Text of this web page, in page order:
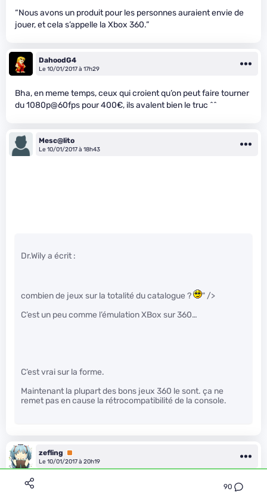
90
“Nous avons un produit pour les personnes auraient envie de
jouer, et cela s’appelle la Xbox 360.”
DahoodG4
Le 10/01/2017 à 17h29
Bha, en meme temps, ceux qui croient qu’on peut faire tourner
du 1080p@60fps pour 400€, ils avalent bien le truc ^^
Mesc@lito
Le 10/01/2017 à 18h43
Dr.Wily a écrit :
combien de jeux sur la totalité du catalogue ?
" />
C’est un peu comme l’émulation XBox sur 360…
C’est vrai sur la forme.
Maintenant la plupart des bons jeux 360 le sont. ça ne
remet pas en cause la rétrocompatibilité de la console.
zefling
Premium
Le 10/01/2017 à 20h19
Réflexion stupide, j’arrivais à avoir du 1600×1200 sur une